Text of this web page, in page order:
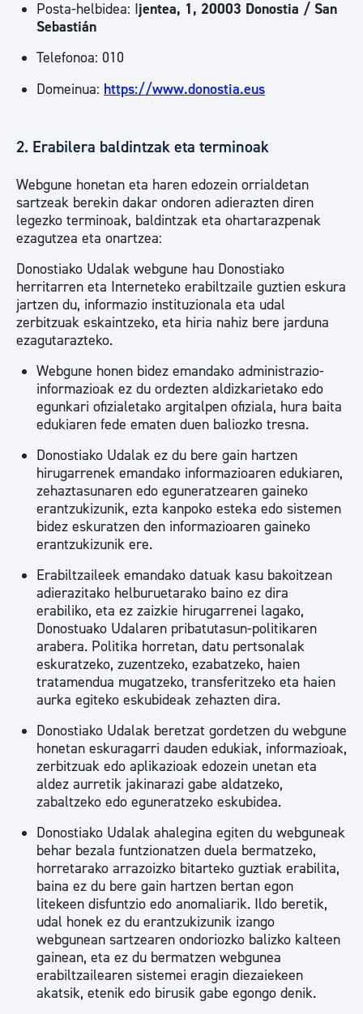
Posta-helbidea: Ijentea, 1, 20003 Donostia / San
Sebastián
Telefonoa: 010
Domeinua: https://www.donostia.eus
2. Erabilera baldintzak eta terminoak
Webgune honetan eta haren edozein orrialdetan
sartzeak berekin dakar ondoren adierazten diren
legezko terminoak, baldintzak eta ohartarazpenak
ezagutzea eta onartzea:
Donostiako Udalak webgune hau Donostiako
herritarren eta Interneteko erabiltzaile guztien eskura
jartzen du, informazio instituzionala eta udal
zerbitzuak eskaintzeko, eta hiria nahiz bere jarduna
ezagutarazteko.
Webgune honen bidez emandako administrazio-
informazioak ez du ordezten aldizkarietako edo
egunkari ofizialetako argitalpen ofiziala, hura baita
edukiaren fede ematen duen baliozko tresna.
Donostiako Udalak ez du bere gain hartzen
hirugarrenek emandako informazioaren edukiaren,
zehaztasunaren edo eguneratzearen gaineko
erantzukizunik, ezta kanpoko esteka edo sistemen
bidez eskuratzen den informazioaren gaineko
erantzukizunik ere.
Erabiltzaileek emandako datuak kasu bakoitzean
adierazitako helburuetarako baino ez dira
erabiliko, eta ez zaizkie hirugarrenei lagako,
Donostuako Udalaren pribatutasun-politikaren
arabera. Politika horretan, datu pertsonalak
eskuratzeko, zuzentzeko, ezabatzeko, haien
tratamendua mugatzeko, transferitzeko eta haien
aurka egiteko eskubideak zehazten dira.
Donostiako Udalak beretzat gordetzen du webgune
honetan eskuragarri dauden edukiak, informazioak,
zerbitzuak edo aplikazioak edozein unetan eta
aldez aurretik jakinarazi gabe aldatzeko,
zabaltzeko edo eguneratzeko eskubidea.
Donostiako Udalak ahalegina egiten du webguneak
behar bezala funtzionatzen duela bermatzeko,
horretarako arrazoizko bitarteko guztiak erabilita,
baina ez du bere gain hartzen bertan egon
litekeen disfuntzio edo anomaliarik. Ildo beretik,
udal honek ez du erantzukizunik izango
webgunean sartzearen ondoriozko balizko kalteen
gainean, eta ez du bermatzen webgunea
erabiltzailearen sistemei eragin diezaiekeen
akatsik, etenik edo birusik gabe egongo denik.